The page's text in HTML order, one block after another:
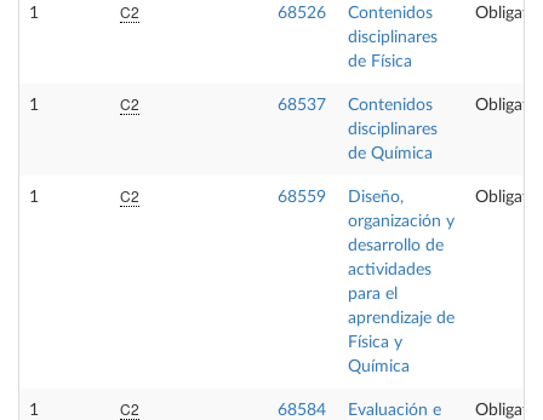
1 C2 68526
Contenidos
disciplinares
de Física
1 C2 68537
Contenidos
disciplinares
de Química
1 C2 68559
Diseño,
organización y
desarrollo de
actividades
para el
aprendizaje de
Física y
Química
1 C2 68584
Evaluación e